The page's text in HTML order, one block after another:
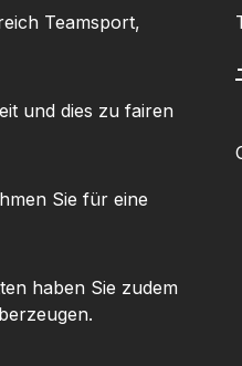
Teamsport,
und dies zu fairen
Sie für eine
haben Sie zudem